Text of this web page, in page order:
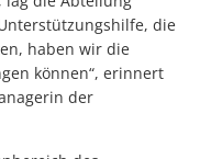
die
haben wir die
können“, erinnert
der